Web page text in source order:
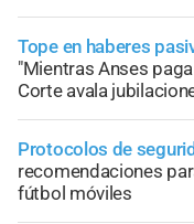
Tope en haberes
"Mientras Anses
Corte avala
Protocolos de
recomendaciones
fútbol móviles